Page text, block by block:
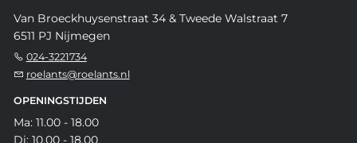
Van Broeckhuysenstraat 34 & Tweede Walstraat 7
6511 PJ Nijmegen
024-3221734
roelants@roelants.nl
OPENINGSTIJDEN
Ma: 11.00 - 18.00
Di: 10.00 - 18.00